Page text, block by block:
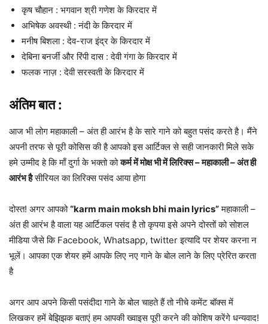
कृष चौहान : भगवान श्री गणेश के किरदार में
अभिषेक अवस्थी : नंदी के किरदार में
मनीष बिशला : देव-राज इंद्र के किरदार में
देबिना बनर्जी और रिंपी दास : देवी गंगा के किरदार में
फलक नाज़ : देवी सरस्वती के किरदार में
अंतिम बात :
आज भी लोग महाकाली – अंत ही आरंभ है के सारे गाने को बहुत पसंद करते है। मैंने
अपनी तरफ से पूरी कोसिस की है आपको इस आर्टिक्ल से सही जानकारी मिले सके
हमे उम्मीद हे कि माँ दुर्गा के भक्तो कोकर्म में मोक्ष भी में लिरिक्स – महाकाली – अंत ही
आरंभ हैसीरियल का लिरिक्स पसंद आया होगा
दोस्त! अगर आपको“karm main moksh bhi main lyrics”महाकाली –
अंत ही आरंभ है वाला यह आर्टिकल पसंद है तो कृपया इसे अपने दोस्तों को सोशल
मीडिया जैसे कि Facebook, Whatsapp, twitter इत्यादि पर शेयर करना न
भूलें। आपका एक शेयर हमें आपके लिए नए गाने के बोल लाने के लिए प्रेरित करता
है
अगर आप अपने किसी पसंदीदा गाने के बोल चाहते हैं तो नीचे कमेंट बॉक्स में
लिखकर हमें बेझिझक बताएं हम आपकी ख्वाइस पूरी करने की कोशिष करेंगे धन्यवाद!